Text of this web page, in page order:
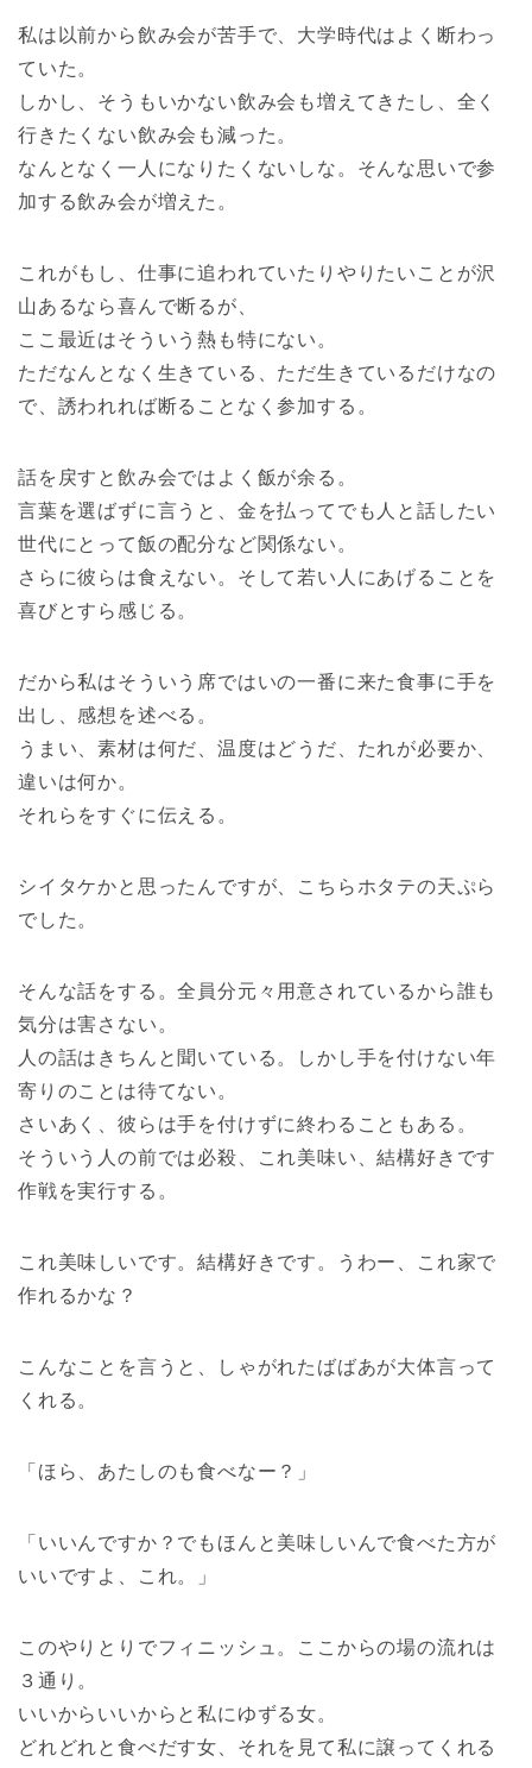
私は以前から飲み会が苦手で、大学時代はよく断わっ
ていた。
しかし、そうもいかない飲み会も増えてきたし、全く
行きたくない飲み会も減った。
なんとなく一人になりたくないしな。そんな思いで参
加する飲み会が増えた。
これがもし、仕事に追われていたりやりたいことが沢
山あるなら喜んで断るが、
ここ最近はそういう熱も特にない。
ただなんとなく生きている、ただ生きているだけなの
で、誘われれば断ることなく参加する。
話を戻すと飲み会ではよく飯が余る。
言葉を選ばずに言うと、金を払ってでも人と話したい
世代にとって飯の配分など関係ない。
さらに彼らは食えない。そして若い人にあげることを
喜びとすら感じる。
だから私はそういう席ではいの一番に来た食事に手を
出し、感想を述べる。
うまい、素材は何だ、温度はどうだ、たれが必要か、
違いは何か。
それらをすぐに伝える。
シイタケかと思ったんですが、こちらホタテの天ぷら
でした。
そんな話をする。全員分元々用意されているから誰も
気分は害さない。
人の話はきちんと聞いている。しかし手を付けない年
寄りのことは待てない。
さいあく、彼らは手を付けずに終わることもある。
そういう人の前では必殺、これ美味い、結構好きです
作戦を実行する。
これ美味しいです。結構好きです。うわー、これ家で
作れるかな？
こんなことを言うと、しゃがれたばばあが大体言って
くれる。
「ほら、あたしのも食べなー？」
「いいんですか？でもほんと美味しいんで食べた方が
いいですよ、これ。」
このやりとりでフィニッシュ。ここからの場の流れは
３通り。
いいからいいからと私にゆずる女。
どれどれと食べだす女、それを見て私に譲ってくれる